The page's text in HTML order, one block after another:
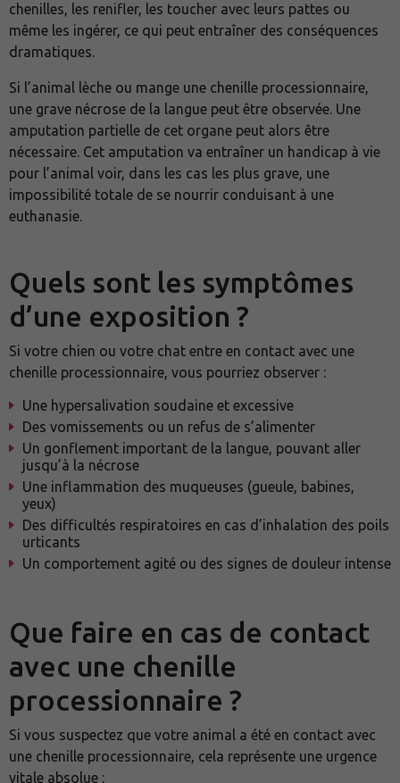
chenilles, les renifler, les toucher avec leurs pattes ou
même les ingérer, ce qui peut entraîner des conséquences
dramatiques.
Si l’animal lèche ou mange une chenille processionnaire,
une grave nécrose de la langue peut être observée. Une
amputation partielle de cet organe peut alors être
nécessaire. Cet amputation va entraîner un handicap à vie
pour l’animal voir, dans les cas les plus grave, une
impossibilité totale de se nourrir conduisant à une
euthanasie.
Quels sont les symptômes
d’une exposition ?
Si votre chien ou votre chat entre en contact avec une
chenille processionnaire, vous pourriez observer :
Une hypersalivation soudaine et excessive
Des vomissements ou un refus de s’alimenter
Un gonflement important de la langue, pouvant aller
jusqu’à la nécrose
Une inflammation des muqueuses (gueule, babines,
yeux)
Des difficultés respiratoires en cas d’inhalation des poils
urticants
Un comportement agité ou des signes de douleur intense
Que faire en cas de contact
avec une chenille
processionnaire ?
Si vous suspectez que votre animal a été en contact avec
une chenille processionnaire, cela représente une urgence
vitale absolue :